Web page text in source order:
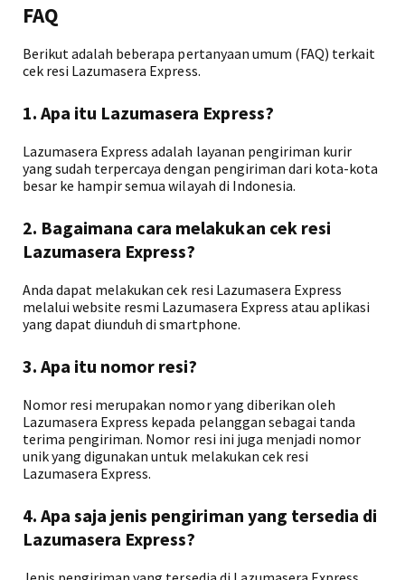
FAQ
Berikut adalah beberapa pertanyaan umum (FAQ) terkait
cek resi Lazumasera Express.
1. Apa itu Lazumasera Express?
Lazumasera Express adalah layanan pengiriman kurir
yang sudah terpercaya dengan pengiriman dari kota-kota
besar ke hampir semua wilayah di Indonesia.
2. Bagaimana cara melakukan cek resi
Lazumasera Express?
Anda dapat melakukan cek resi Lazumasera Express
melalui website resmi Lazumasera Express atau aplikasi
yang dapat diunduh di smartphone.
3. Apa itu nomor resi?
Nomor resi merupakan nomor yang diberikan oleh
Lazumasera Express kepada pelanggan sebagai tanda
terima pengiriman. Nomor resi ini juga menjadi nomor
unik yang digunakan untuk melakukan cek resi
Lazumasera Express.
4. Apa saja jenis pengiriman yang tersedia di
Lazumasera Express?